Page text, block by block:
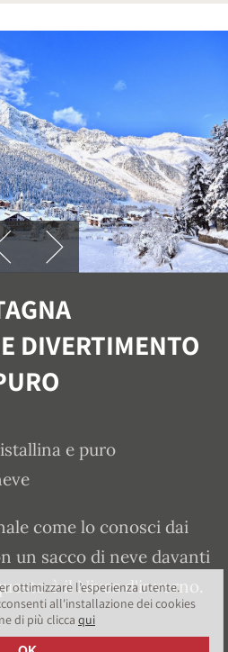
ottimizzare l’esperienza utente.
all'installazione dei cookies
di più clicca qui
DIVERTIMENTO
e puro
come lo conosci dai
un sacco di neve davanti
è il Nives d'inverno.